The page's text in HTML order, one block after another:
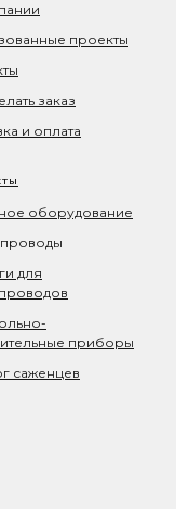
проекты
заказ
и оплата
оборудование
для
приборы
саженцев